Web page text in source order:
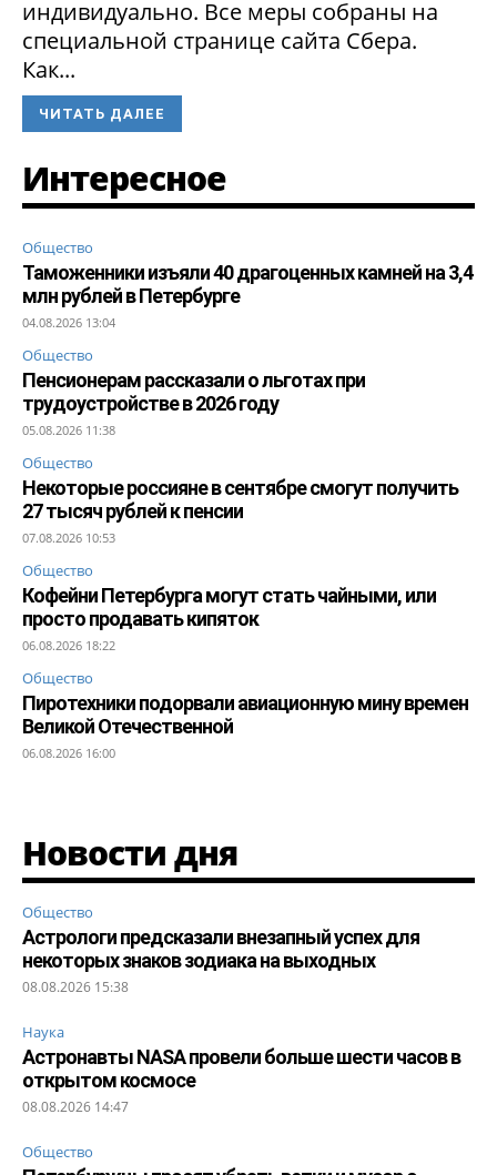
индивидуально. Все меры собраны на
специальной странице сайта Сбера.
Как...
ЧИТАТЬ ДАЛЕЕ
Интересное
Общество
Таможенники изъяли 40 драгоценных камней на 3,4
млн рублей в Петербурге
04.08.2026 13:04
Общество
Пенсионерам рассказали о льготах при
трудоустройстве в 2026 году
05.08.2026 11:38
Общество
Некоторые россияне в сентябре смогут получить
27 тысяч рублей к пенсии
07.08.2026 10:53
Общество
Кофейни Петербурга могут стать чайными, или
просто продавать кипяток
06.08.2026 18:22
Общество
Пиротехники подорвали авиационную мину времен
Великой Отечественной
06.08.2026 16:00
Новости дня
Общество
Астрологи предсказали внезапный успех для
некоторых знаков зодиака на выходных
08.08.2026 15:38
Наука
Астронавты NASA провели больше шести часов в
открытом космосе
08.08.2026 14:47
Общество